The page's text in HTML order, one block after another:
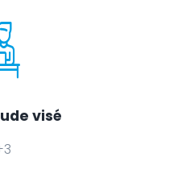
visé